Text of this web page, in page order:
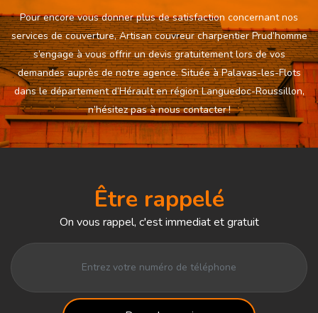
Pour encore vous donner plus de satisfaction concernant nos
services de couverture, Artisan couvreur charpentier Prud’homme
s’engage à vous offrir un devis gratuitement lors de vos
demandes auprès de notre agence. Située à Palavas-les-Flots
dans le département d’Hérault en région Languedoc-Roussillon,
n’hésitez pas à nous contacter !
Être rappelé
On vous rappel, c'est immediat et gratuit